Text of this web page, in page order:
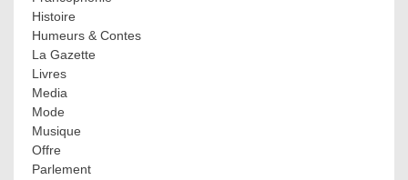
Histoire
Humeurs & Contes
La Gazette
Livres
Media
Mode
Musique
Offre
Parlement